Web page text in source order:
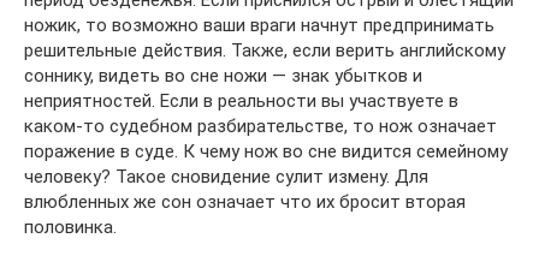
ножик, то возможно ваши враги начнут предпринимать
решительные действия. Также, если верить английскому
соннику, видеть во сне ножи — знак убытков и
неприятностей. Если в реальности вы участвуете в
каком-то судебном разбирательстве, то нож означает
поражение в суде. К чему нож во сне видится семейному
человеку? Такое сновидение сулит измену. Для
влюбленных же сон означает что их бросит вторая
половинка.